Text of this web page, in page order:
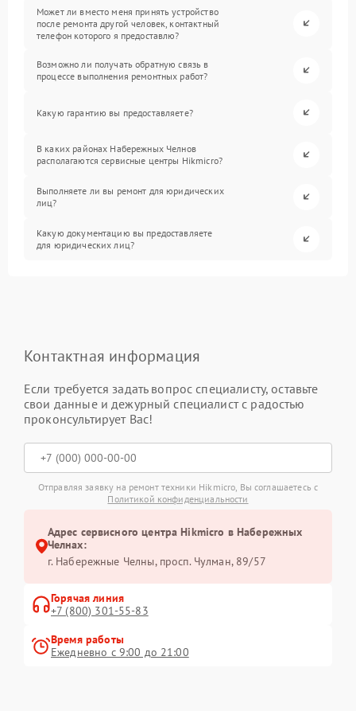
Может ли вместо меня принять устройство
после ремонта другой человек, контактный
телефон которого я предоставлю?
Возможно ли получать обратную связь в
процессе выполнения ремонтных работ?
Какую гарантию вы предоставляете?
В каких районах Набережных Челнов
располагаются сервисные центры Hikmicro?
Выполняете ли вы ремонт для юридических
лиц?
Какую документацию вы предоставляете
для юридических лиц?
Контактная информация
Если требуется задать вопрос специалисту, оставьте
свои данные и дежурный специалист с радостью
проконсультирует Вас!
Отправляя заявку на ремонт техники Hikmicro, Вы соглашаетесь с
Политикой конфиденциальности
Адрес сервисного центра Hikmicro в Набережных
Челнах:
г. Набережные Челны, просп. Чулман, 89/57
Горячая линия
+7 (800) 301-55-83
Время работы
Ежедневно с 9:00 до 21:00